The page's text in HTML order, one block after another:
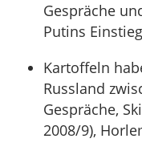
Gespräche
Putins
Kartoffeln
Russland
Gespräche,
2008/9),